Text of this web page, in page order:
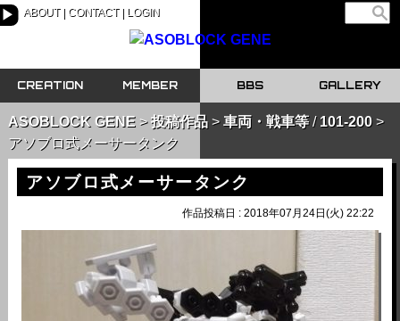
ABOUT CONTACT LOGIN
CREATION MEMBER BBS GALLERY
ASOBLOCK GENE 投稿作品 車両・戦車等/ 101-200
アソブロ式メーサータンク
▶
アソブロ式メーサータンク
作品投稿日 : 2018年07月24日(火) 22:22